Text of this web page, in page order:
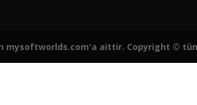
mysoftworlds.com'a aittir. Copyright © tüm